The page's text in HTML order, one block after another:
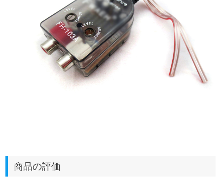
商品の評価